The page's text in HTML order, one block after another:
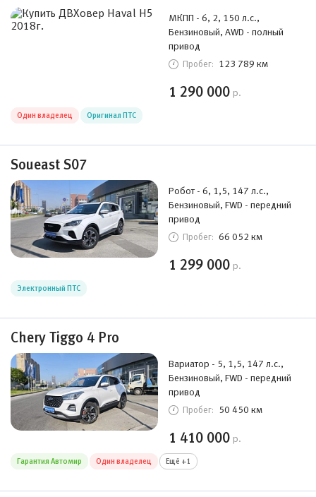
МКПП - 6, 2, 150 л.с.,
Бензиновый, AWD - полный
привод
Пробег: 123 789 км
1 290 000 р.
Один владелец Оригинал ПТС
Soueast S07
Робот - 6, 1,5, 147 л.с.,
Бензиновый, FWD - передний
привод
Пробег: 66 052 км
1 299 000 р.
Электронный ПТС
Chery Tiggo 4 Pro
Вариатор - 5, 1,5, 147 л.с.,
Бензиновый, FWD - передний
привод
Пробег: 50 450 км
1 410 000 р.
Гарантия Автомир Один владелец Ещё +1